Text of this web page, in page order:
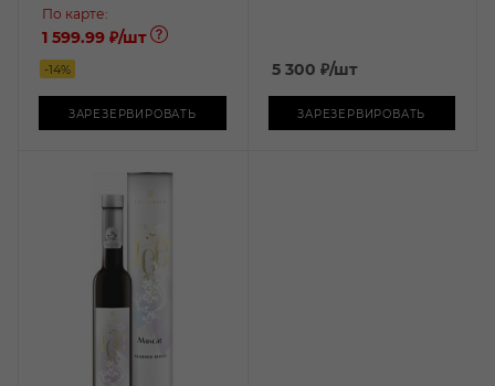
По карте:
1 599.99 ₽/шт
-14%
ЗАРЕЗЕРВИРОВАТЬ
5 300 ₽/шт
ЗАРЕЗЕРВИРОВАТЬ